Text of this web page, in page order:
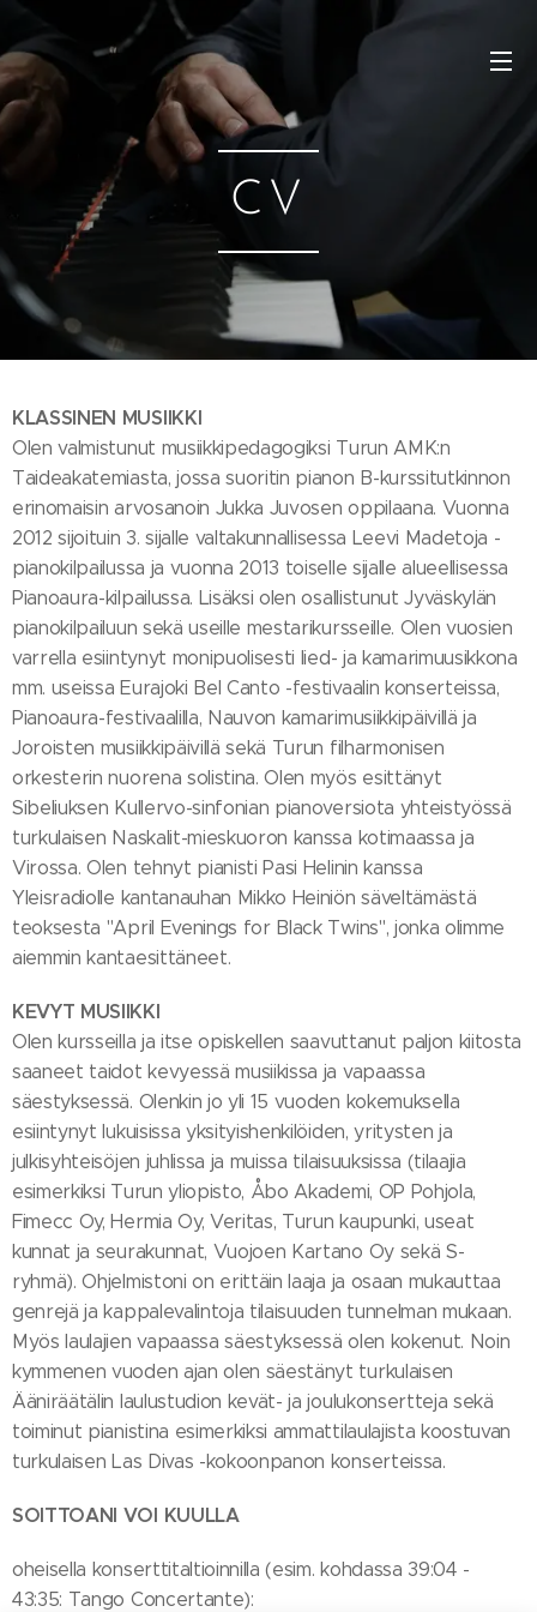
CV
KLASSINEN MUSIIKKI
Olen valmistunut musiikkipedagogiksi Turun AMK:n
Taideakatemiasta, jossa suoritin pianon B-kurssitutkinnon
erinomaisin arvosanoin Jukka Juvosen oppilaana. Vuonna
2012 sijoituin 3. sijalle valtakunnallisessa Leevi Madetoja -
pianokilpailussa ja vuonna 2013 toiselle sijalle alueellisessa
Pianoaura-kilpailussa. Lisäksi olen osallistunut Jyväskylän
pianokilpailuun sekä useille mestarikursseille. Olen vuosien
varrella esiintynyt monipuolisesti lied- ja kamarimuusikkona
mm. useissa Eurajoki Bel Canto -festivaalin konserteissa,
Pianoaura-festivaalilla, Nauvon kamarimusiikkipäivillä ja
Joroisten musiikkipäivillä sekä Turun filharmonisen
orkesterin nuorena solistina. Olen myös esittänyt
Sibeliuksen Kullervo-sinfonian pianoversiota yhteistyössä
turkulaisen Naskalit-mieskuoron kanssa kotimaassa ja
Virossa. Olen tehnyt pianisti Pasi Helinin kanssa
Yleisradiolle kantanauhan Mikko Heiniön säveltämästä
teoksesta "April Evenings for Black Twins", jonka olimme
aiemmin kantaesittäneet.
KEVYT MUSIIKKI
Olen kursseilla ja itse opiskellen saavuttanut paljon kiitosta
saaneet taidot kevyessä musiikissa ja vapaassa
säestyksessä. Olenkin jo yli 15 vuoden kokemuksella
esiintynyt lukuisissa yksityishenkilöiden, yritysten ja
julkisyhteisöjen juhlissa ja muissa tilaisuuksissa (tilaajia
esimerkiksi Turun yliopisto, Åbo Akademi, OP Pohjola,
Fimecc Oy, Hermia Oy, Veritas, Turun kaupunki, useat
kunnat ja seurakunnat, Vuojoen Kartano Oy sekä S-
ryhmä). Ohjelmistoni on erittäin laaja ja osaan mukauttaa
genrejä ja kappalevalintoja tilaisuuden tunnelman mukaan.
Myös laulajien vapaassa säestyksessä olen kokenut. Noin
kymmenen vuoden ajan olen säestänyt turkulaisen
Ääniräätälin laulustudion kevät- ja joulukonsertteja sekä
toiminut pianistina esimerkiksi ammattilaulajista koostuvan
turkulaisen Las Divas -kokoonpanon konserteissa.
SOITTOANI VOI KUULLA
oheisella konserttitaltioinnilla (esim. kohdassa 39:04 -
43:35: Tango Concertante):